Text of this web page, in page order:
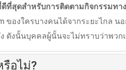
ที่สุดสําหรับการติดตามกิจกรรมทา
ของใครบางคนได้จากระยะไกล
ดังนั้นบุคคลผู้นั้นจะไม่ทราบว่าพวก
อไม่?